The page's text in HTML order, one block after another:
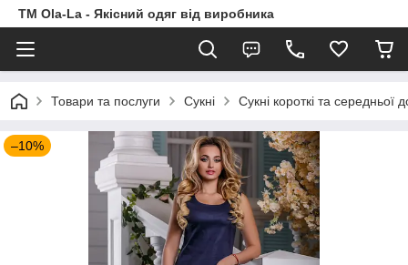
TM Ola-La - Якісний одяг від виробника
Товари та послуги Сукні Сукні короткі та середньої
–10%